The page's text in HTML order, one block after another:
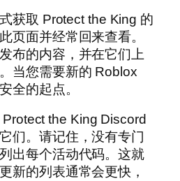
获取 Protect the King 的
页面并经常回来查看。
布的内容，并在它们上
当您需要新的 Roblox
全的起点。
the King Discord
们。请记住，没有专门
出每个活动代码。这就
新的列表通常会更快，